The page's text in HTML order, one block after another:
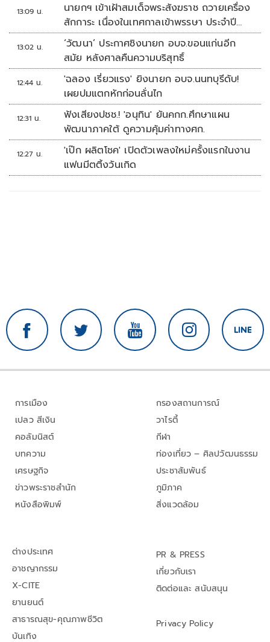
13:09 น.
นายกฯ เข้าเฝ้าสมเด็จพระสังฆราช ถวายเครื่อง
สักการะ เนื่องในเทศกาลเข้าพรรษา ประจำปี
2569
13:02 น.
‘วัฒนา’ ประกาศชิงนายก อบจ.ขอนแก่นอีก
สมัย หลังศาลคืนความบริสุทธิ์
12:44 น.
'ฉลอง เรี่ยวแรง' ยิงนายก อบจ.นนทบุรีดับ!
เผยปมแตกหักก่อนลั่นไก
12:31 น.
ฟังเสียงปชช.! 'อนุทิน' ยันคกก.ศึกษาแผน
พัฒนาภาคใต้ ดูความคุ้มค่าทางศก.
12:27 น.
'เป๊ก ผลิตโชค' เปิดตัวเพลงใหม่ครั้งแรกในงาน
แฟนมีตติ้งวันเกิด
การเมือง
เปลว สีเงิน
คอลัมนิสต์
บทความ
เศรษฐกิจ
ข่าวพระราชสำนัก
หนังสือพิมพ์
กรองสถานการณ์
วาไรตี้
กีฬา
ท่องเที่ยว – ศิลปวัฒนธรรม
ประชาสัมพันธ์
ภูมิภาค
สิ่งแวดล้อม
ต่างประเทศ
อาชญากรรม
X-CITE
ยานยนต์
สาธารณสุข-คุณภาพชีวิต
บันเทิง
PR & PRESS
เกี่ยวกับเรา
ติดต่อและ สนับสนุน
Privacy Policy